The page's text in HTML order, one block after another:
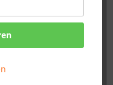
sichern!